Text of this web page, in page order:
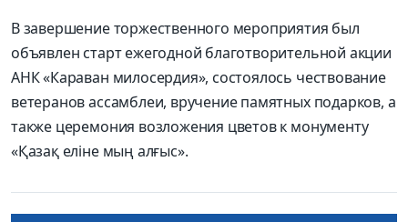
В завершение торжественного мероприятия был
объявлен старт ежегодной благотворительной акции
АНК «Караван милосердия», состоялось чествование
ветеранов ассамблеи, вручение памятных подарков, а
также церемония возложения цветов к монументу
«Қазақ еліне мың алғыс».